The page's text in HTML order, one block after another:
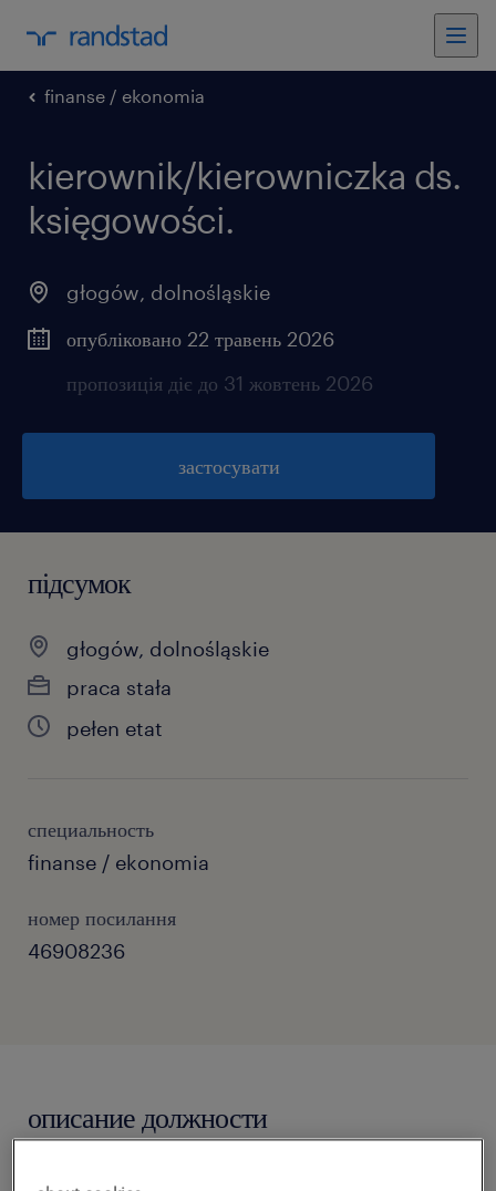
finanse / ekonomia
kierownik/kierowniczka ds.
księgowości.
głogów, dolnośląskie
опубліковано 22 травень 2026
пропозиція діє до 31 жовтень 2026
застосувати
підсумок
głogów, dolnośląskie
praca stała
pełen etat
специальность
finanse / ekonomia
номер посилання
46908236
описание должности
Dla naszego Klienta – polskiej firmy